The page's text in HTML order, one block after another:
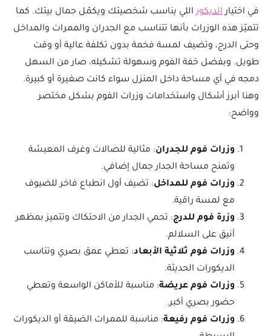
في اختيارالديكوراللي يناسب شخصيتك ويكمّل جمال بيتك. كما
تتميّز هذه الوزرات بأنها تتناسب مع الجدران والممرات والمداخل
وحتى الدرج، وتضيف لمسة فخمة بدون تكلفة عالية أو وقت
طويل. وبفضل خفة الفوم وسهولة تشكيله، صار من السهل
دمجه في أي مساحة داخل المنزل سواء كانت صغيرة أو كبيرة.
وهنا أبرز أشكال واستخدامات وزرات الفوم بشكل مختصر
وواضح:
وزرات فوم للجدران: مثالية للصالات وغرف المعيشة
وتمنح مساحة الجدار جمال إضافي.
وزرات فوم للمداخل: تضيف أول انطباع فاخر للضيوف
مع لمسة راقية.
وزرة فوم للدرج: تحمي الجدار من الاحتكاك وتتميز بمظهر
أنيق على السلالم.
وزرات فوم ثلاثية الأبعاد: تعطي عمق بصري وتناسب
الديكورات الحديثة.
وزرات فوم عريضة: مناسبة للأماكن الواسعة وتعطي
حضور بصري أكبر.
وزرات فوم رفيعة: مناسبة للممرات الضيقة أو الديكورات